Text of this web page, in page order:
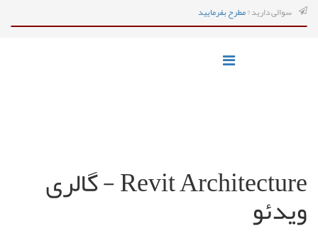
سوالی دارید ?مطرح بفرمایید
Revit Architecture - گالری
ویدئو